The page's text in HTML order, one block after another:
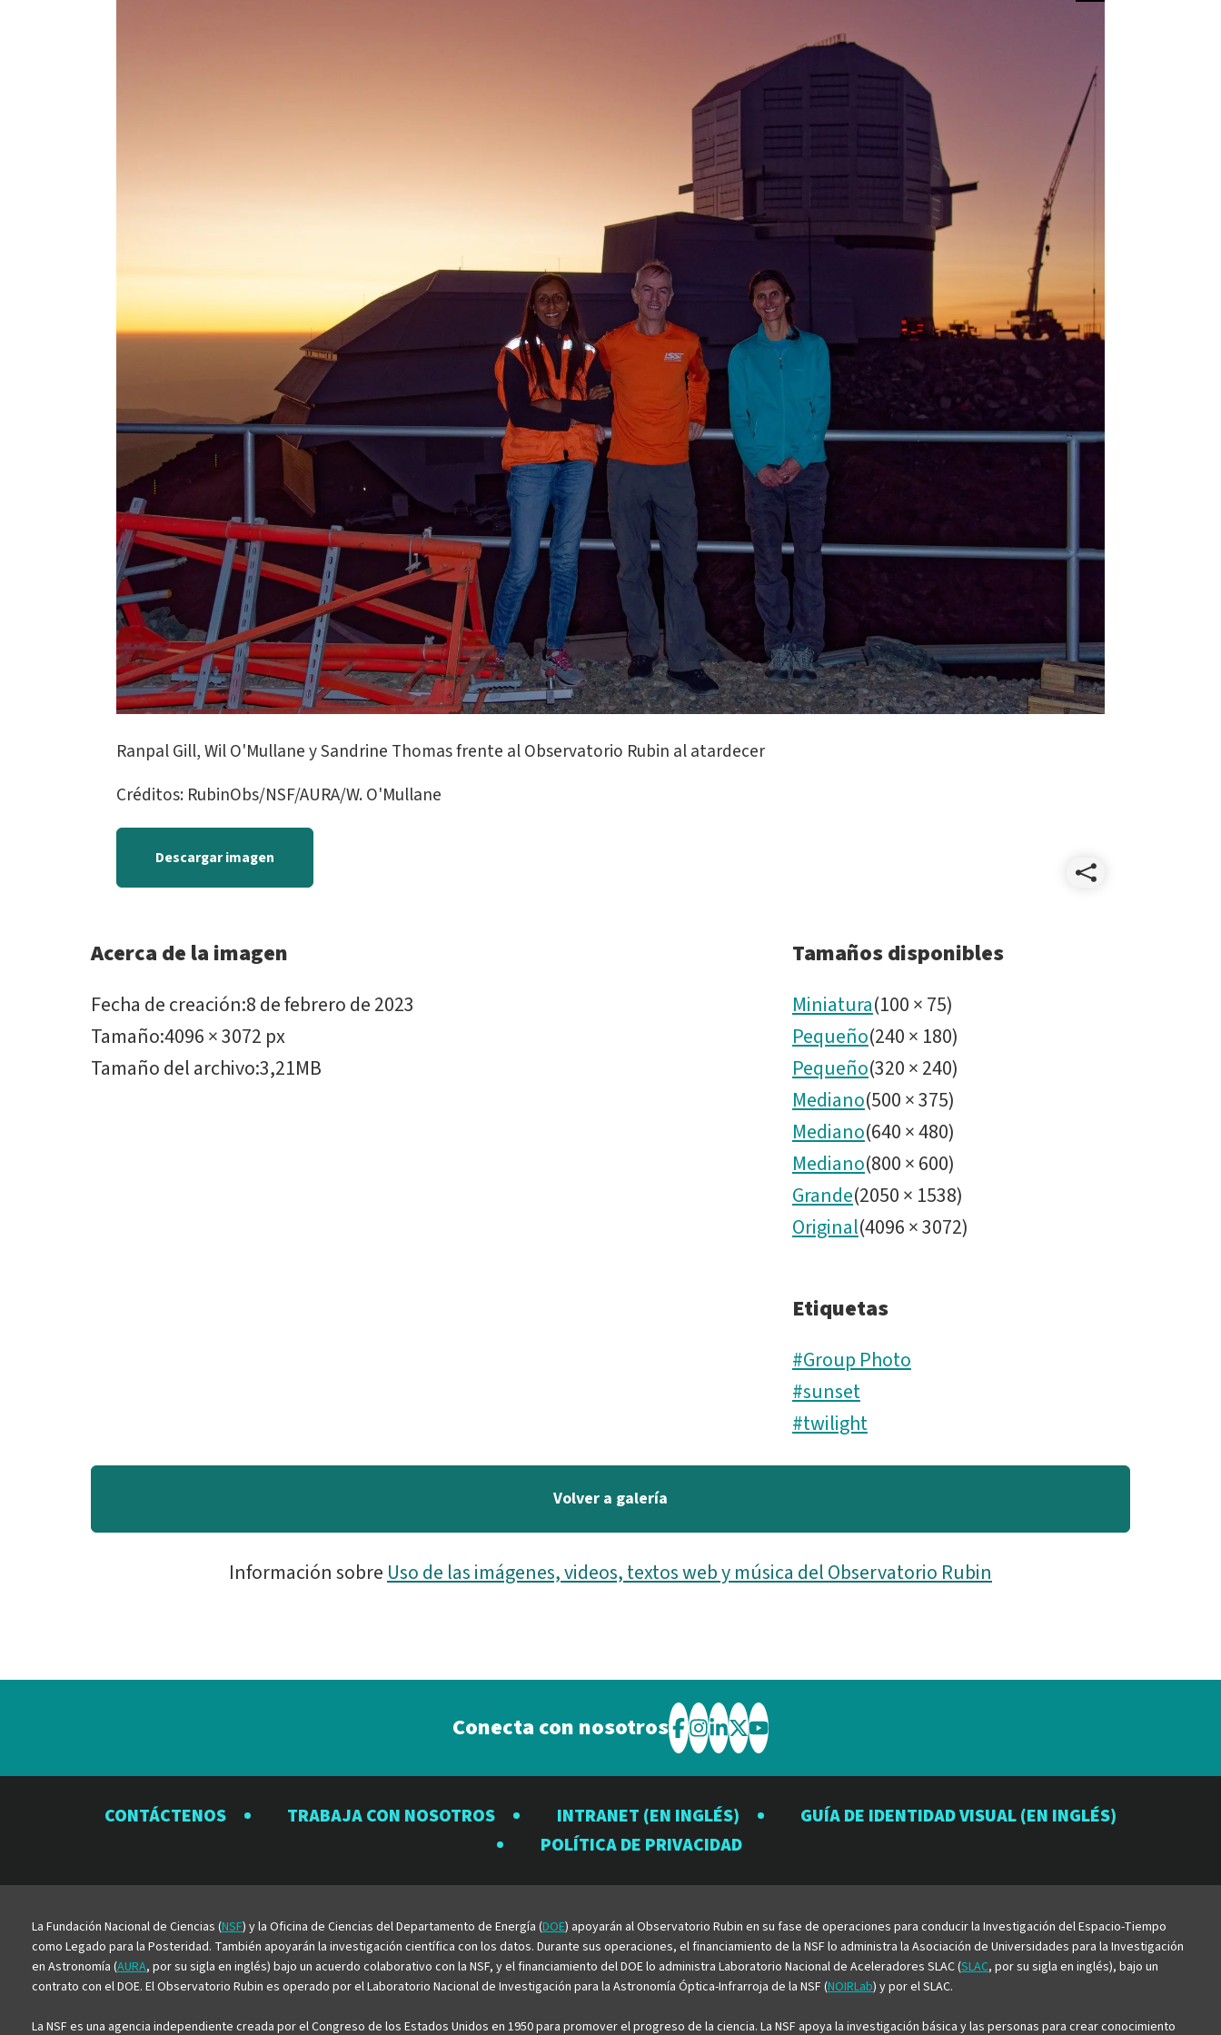
Ranpal Gill, Wil O'Mullane y Sandrine Thomas frente al Observatorio Rubin al atardecer
Créditos: RubinObs/NSF/AURA/W. O'Mullane
Descargar imagen
Acerca de la imagen
Fecha de creación:8 de febrero de 2023
Tamaño:4096 × 3072 px
Tamaño del archivo:3,21MB
Tamaños disponibles
Miniatura(100×75)
Pequeño(240× 180)
Pequeño(320×240)
Mediano(500×375)
Mediano(640×480)
Mediano(800×600)
Grande(2050× 1538)
Original(4096×3072)
Etiquetas
#Group Photo
#sunset
#twilight
Volver a galería
Información sobreUso de las imágenes, videos, textos web y música del Observatorio Rubin
Conecta con nosotros Visite
el
Observatorio
Rubin
Visite
el
Observatorio
Rubin
Visite
el
Observatorio
Rubin
Visite
el
Observatorio
Rubin
Visite
el
Observatorio
CONTÁCTENOS TRABAJA CON NOSOTROS INTRANET (EN INGLÉS)
GUÍA DE IDENTIDAD VISUAL (EN INGLÉS)
POLÍTICA DE PRIVACIDAD
La Fundación Nacional de Ciencias (NSF) y la Oficina de Ciencias del Departamento de Energía (DOE) apoyarán al Observatorio Rubin en su fase de operaciones para conducir la Investigación del Espacio-Tiempo
como Legado para la Posteridad. También apoyarán la investigación científica con los datos. Durante sus operaciones, el financiamiento de la NSF lo administra la Asociación de Universidades para la Investigación
en Astronomía (AURA, por su sigla en inglés) bajo un acuerdo colaborativo con la NSF, y el financiamiento del DOE lo administra Laboratorio Nacional de Aceleradores SLAC (SLAC, por su sigla en inglés), bajo un
contrato con el DOE. El Observatorio Rubin es operado por el Laboratorio Nacional de Investigación para la Astronomía Óptica-Infrarroja de la NSF (NOIRLab) y por el SLAC.
La NSF es una agencia independiente creada por el Congreso de los Estados Unidos en 1950 para promover el progreso de la ciencia. La NSF apoya la investigación básica y las personas para crear conocimiento